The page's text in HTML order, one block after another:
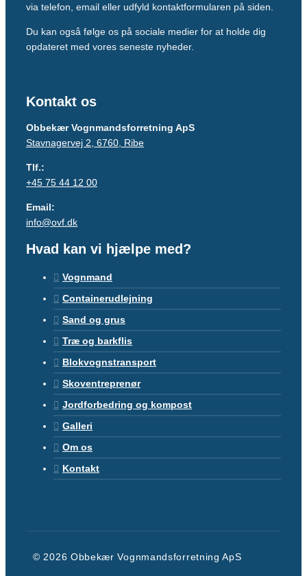
via telefon, email eller udfyld kontaktformularen på siden.
Du kan også følge os på sociale medier for at holde dig
opdateret med vores seneste nyheder.
Kontakt os
Obbekær Vognmandsforretning ApS
Stavnagervej 2, 6760, Ribe
Tlf.:
+45 75 44 12 00
Email:
info@ovf.dk
Hvad kan vi hjælpe med?
Vognmand
Containerudlejning
Sand og grus
Træ og barkflis
Blokvognstransport
Skoventreprenør
Jordforbedring og kompost
Galleri
Om os
Kontakt
© 2026 Obbekær Vognmandsforretning ApS